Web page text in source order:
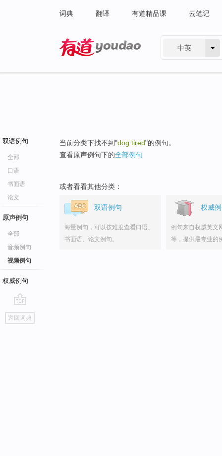
词典 翻译 有道精品课 云笔记
中英
双语例句
全部
口语
书面语
论文
原声例句
全部
音频例句
视频例句
权威例句
go
top
返回词典
当前分类下找不到"dog tired"的例句。
查看原声例句下的全部例句
或者看看其他分类：
双语例句
海量例句，可以按难度查看口语、
书面语、论文例句。
权威
例句来自权威英文
等，提供最专业的